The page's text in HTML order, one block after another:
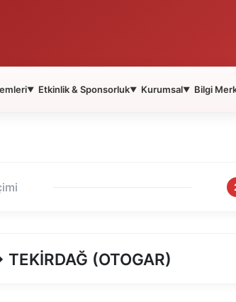
▼ Etkinlik & Sponsorluk▼ Kurumsal▼ Bilgi
(OTOGAR)